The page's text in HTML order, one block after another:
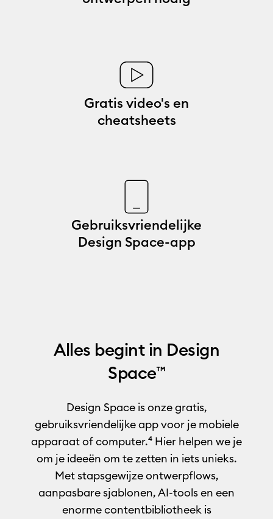
Gratis video's en
cheatsheets
Gebruiksvriendelijke
Design Space-app
Alles begint in Design
Space™
Design Space is onze gratis,
gebruiksvriendelijke app voor je mobiele
apparaat of computer.⁴ Hier helpen we je
om je ideeën om te zetten in iets unieks.
Met stapsgewijze ontwerpflows,
aanpasbare sjablonen, AI-tools en een
enorme contentbibliotheek is